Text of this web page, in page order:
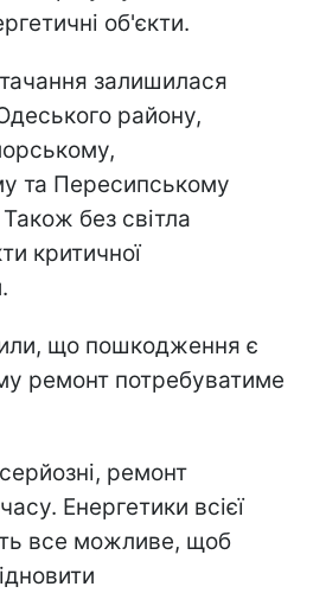
об'єкти.
залишилася
району,
та Пересипському
без світла
критичної
що пошкодження є
ремонт потребуватиме
ремонт
Енергетики всієї
все можливе, щоб